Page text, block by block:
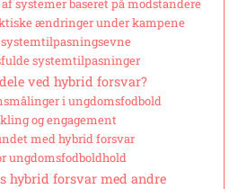
systemer baseret på modstandere
ændringer under kampene
systemtilpasninger
ved hybrid forsvar?
i ungdomsfodbold
og engagement
med hybrid forsvar
ungdomsfodboldhold
hybrid forsvar med andre